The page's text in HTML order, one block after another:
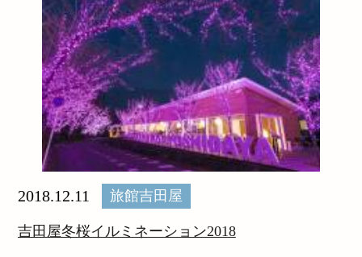
2018.12.11 旅館吉田屋
吉田屋冬桜イルミネーション2018